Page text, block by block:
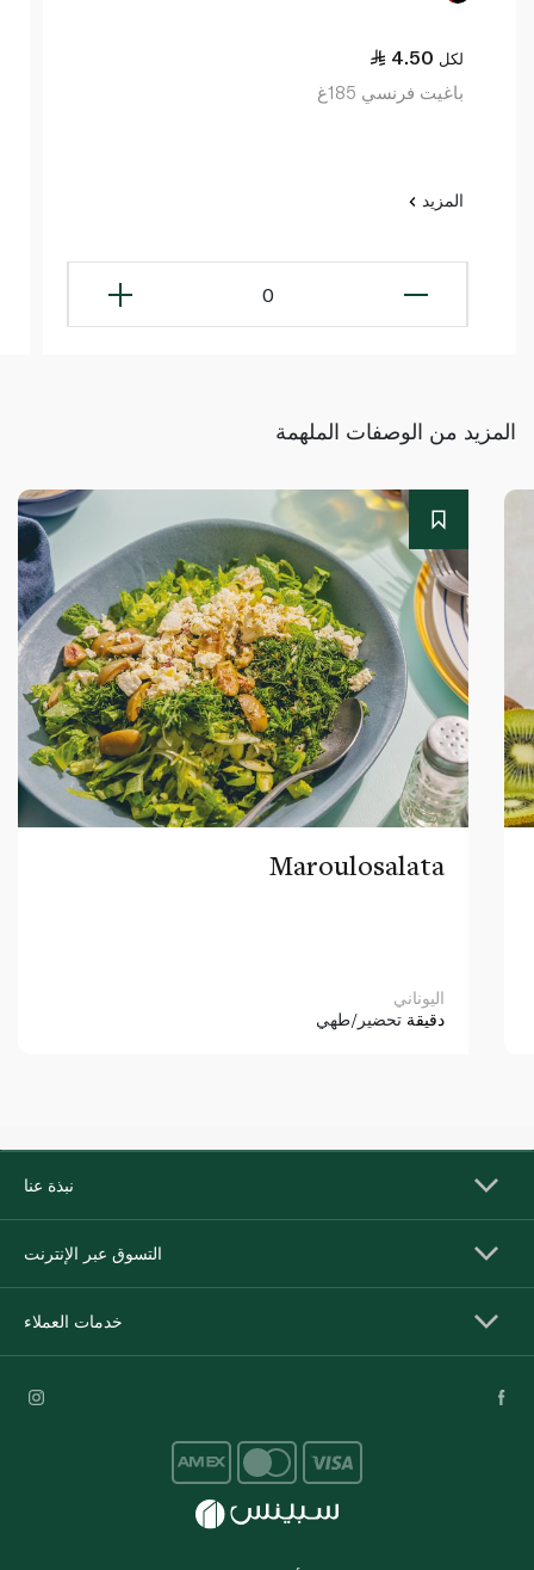
4.50 لكل
باغيت فرنسي 185غ
المزيد
0
المزيد من الوصفات الملهمة
Maroulosalata
اليوناني
دقيقة تحضير/طهي
نبذة عنا
التسوق عبر الإنترنت
خدمات العملاء